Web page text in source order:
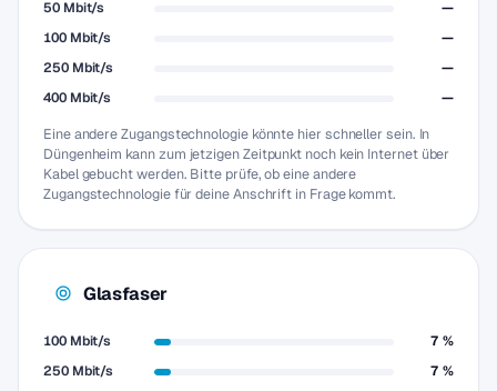
50 Mbit/s
—
100 Mbit/s
—
250 Mbit/s
—
400 Mbit/s
—
Eine andere Zugangstechnologie könnte hier schneller sein. In
Düngenheim kann zum jetzigen Zeitpunkt noch kein Internet über
Kabel gebucht werden. Bitte prüfe, ob eine andere
Zugangstechnologie für deine Anschrift in Frage kommt.
Glasfaser
100 Mbit/s
7 %
250 Mbit/s
7 %